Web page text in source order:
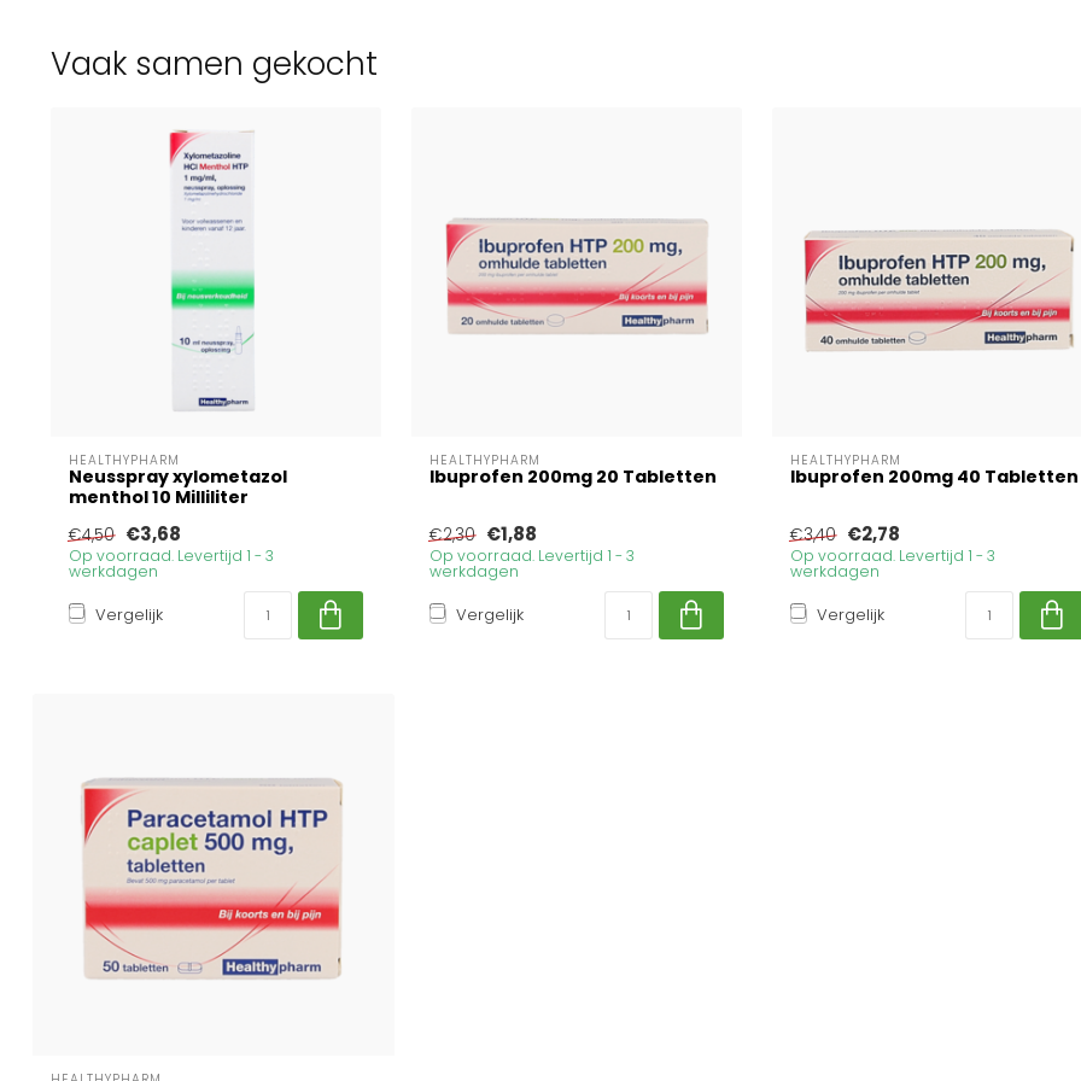
Vaak samen gekocht
HEALTHYPHARM
Neusspray xylometazol
menthol 10 Milliliter
€4,50 €3,68
Op voorraad. Levertijd 1 - 3
werkdagen
Vergelijk
HEALTHYPHARM
Ibuprofen 200mg 20 Tabletten
€2,30 €1,88
Op voorraad. Levertijd 1 - 3
werkdagen
Vergelijk
HEALTHYPHARM
Ibuprofen 200mg 40 Tabletten
€3,40 €2,78
Op voorraad. Levertijd 1 - 3
werkdagen
Vergelijk